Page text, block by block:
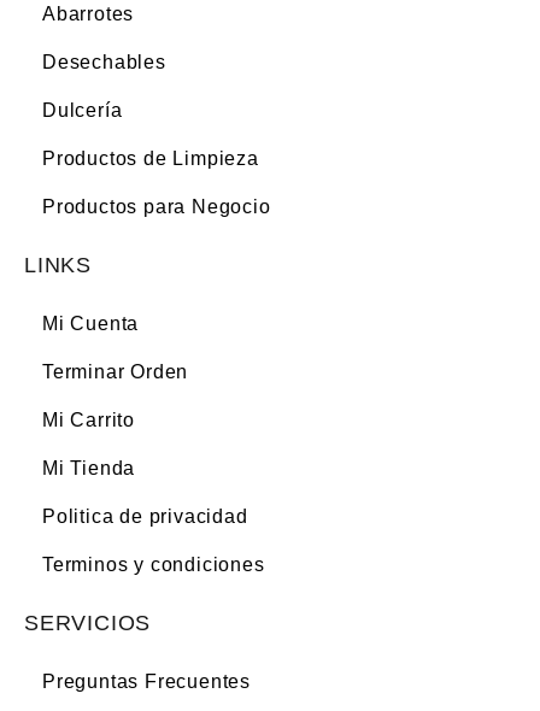
Abarrotes
Desechables
Dulcería
Productos de Limpieza
Productos para Negocio
LINKS
Mi Cuenta
Terminar Orden
Mi Carrito
Mi Tienda
Politica de privacidad
Terminos y condiciones
SERVICIOS
Preguntas Frecuentes